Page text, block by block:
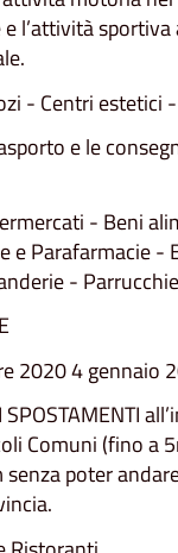
l’attività sportiva
- Centri estetici
e le
- Beni
e Parafarmacie -
-
2020 4 gennaio
SPOSTAMENTI
Comuni (fino a
poter